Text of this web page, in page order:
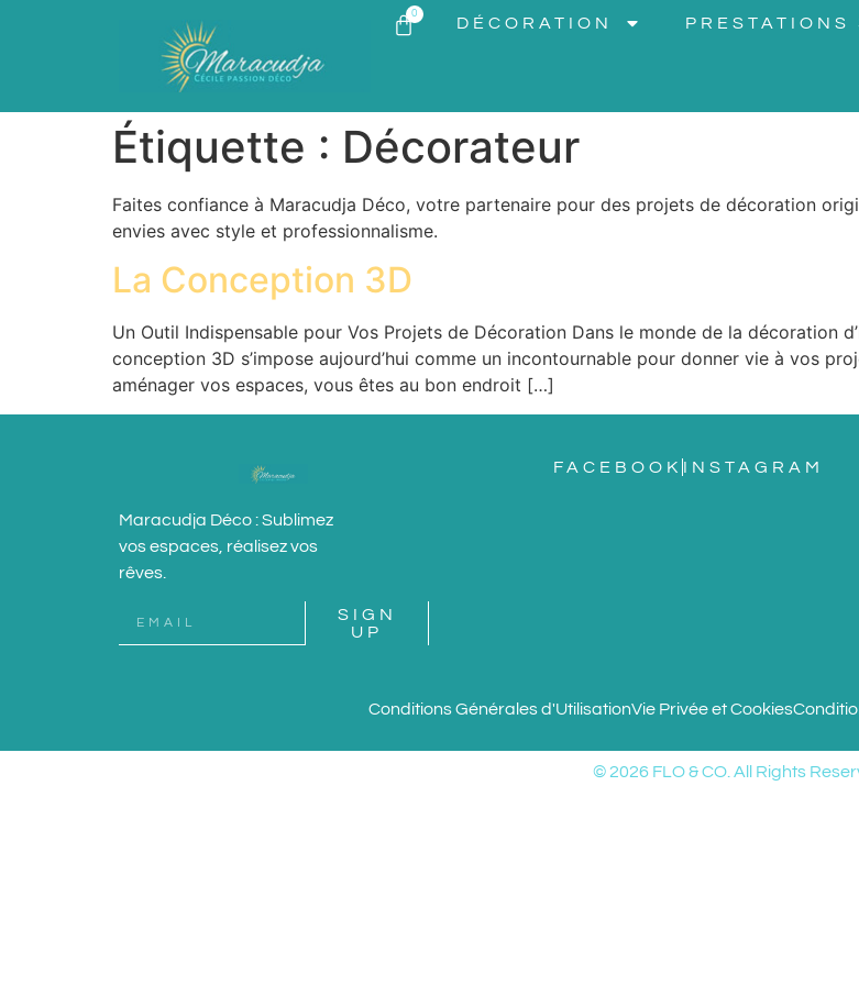
0
DÉCORATION PRESTATIONS
Étiquette : Décorateur
Faites confiance à Maracudja Déco, votre partenaire pour des projets de décoration
envies avec style et professionnalisme.
La Conception 3D
Un Outil Indispensable pour Vos Projets de Décoration Dans le monde de la décoration
conception 3D s’impose aujourd’hui comme un incontournable pour donner vie à vos
aménager vos espaces, vous êtes au bon endroit […]
Maracudja Déco : Sublimez
vos espaces, réalisez vos
rêves.
SIGN
UP
FACEBOOK INSTAGRAM
Conditions Générales d'UtilisationVie Privée et Cookies
© 2026 FLO & CO. All Rights